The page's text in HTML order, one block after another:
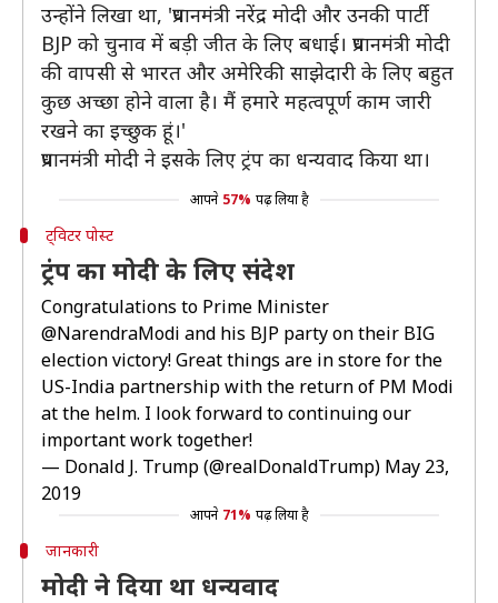
उन्होंने लिखा था, 'प्रधानमंत्री नरेंद्र मोदी और उनकी पार्टी
BJP को चुनाव में बड़ी जीत के लिए बधाई। प्रधानमंत्री मोदी
की वापसी से भारत और अमेरिकी साझेदारी के लिए बहुत
कुछ अच्छा होने वाला है। मैं हमारे महत्वपूर्ण काम जारी
रखने का इच्छुक हूं।'
प्रधानमंत्री मोदी ने इसके लिए ट्रंप का धन्यवाद किया था।
आपने 57% पढ़ लिया है
ट्विटर पोस्ट
ट्रंप का मोदी के लिए संदेश
Congratulations to Prime Minister
@NarendraModi and his BJP party on their BIG
election victory! Great things are in store for the
US-India partnership with the return of PM Modi
at the helm. I look forward to continuing our
important work together!
— Donald J. Trump (@realDonaldTrump) May 23,
2019
आपने 71% पढ़ लिया है
जानकारी
मोदी ने दिया था धन्यवाद